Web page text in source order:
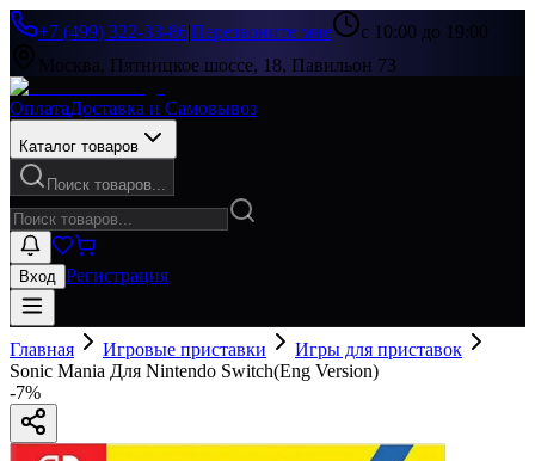
+7 (499) 322-33-86|Перезвоните мне
с 10:00 до 19:00
Москва, Пятницкое шоссе, 18, Павильон 73
ОплатаДоставка и Самовывоз
Каталог товаров
Поиск товаров...
Вход Регистрация
Главная Игровые приставки
Игры для приставок
Sonic Mania Для Nintendo Switch(Eng Version)
-7%